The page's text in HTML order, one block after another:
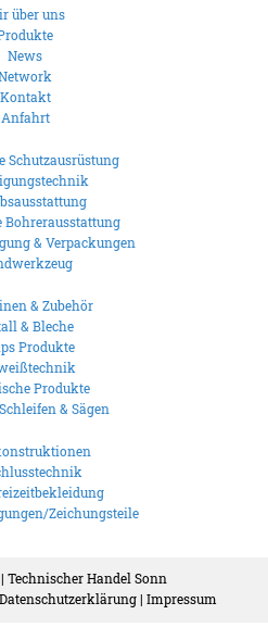
über uns
News
Kontakt
Anfahrt
Schutzausrüstung
Bohrerausstattung
& Verpackungen
& Zubehör
& Bleche
Produkte
Produkte
& Sägen
Zeichungsteile
Technischer Handel Sonn
Datenschutzerklärung| Impressum